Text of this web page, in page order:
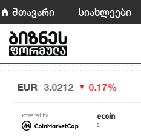
მთავარი სიახლეები
3.0212 0.17%
Powered byDogecoin $0.069730
DOGE